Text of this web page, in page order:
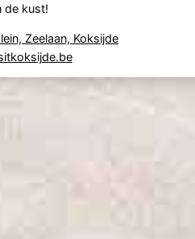
de kust!
Zeelaan, Koksijde